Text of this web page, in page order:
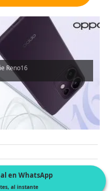
Reno16
en WhatsApp
al instante